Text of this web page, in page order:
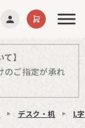
】
のご指定が承れ
デスク・机 L